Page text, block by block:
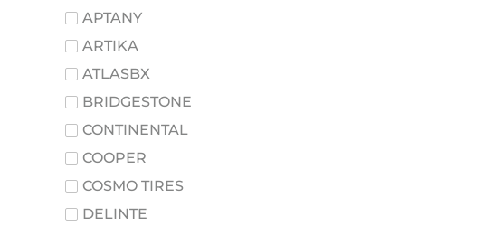
APTANY
ARTIKA
ATLASBX
BRIDGESTONE
CONTINENTAL
COOPER
COSMO TIRES
DELINTE